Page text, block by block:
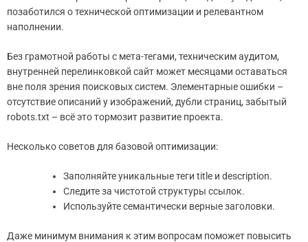
позаботился о технической оптимизации и релевантном
наполнении.
Без грамотной работы с мета-тегами, техническим аудитом,
внутренней перелинковкой сайт может месяцами оставаться
вне поля зрения поисковых систем. Элементарные ошибки –
отсутствие описаний у изображений, дубли страниц, забытый
robots.txt – всё это тормозит развитие проекта.
Несколько советов для базовой оптимизации:
Заполняйте уникальные теги title и description.
Следите за чистотой структуры ссылок.
Используйте семантически верные заголовки.
Даже минимум внимания к этим вопросам поможет повысить